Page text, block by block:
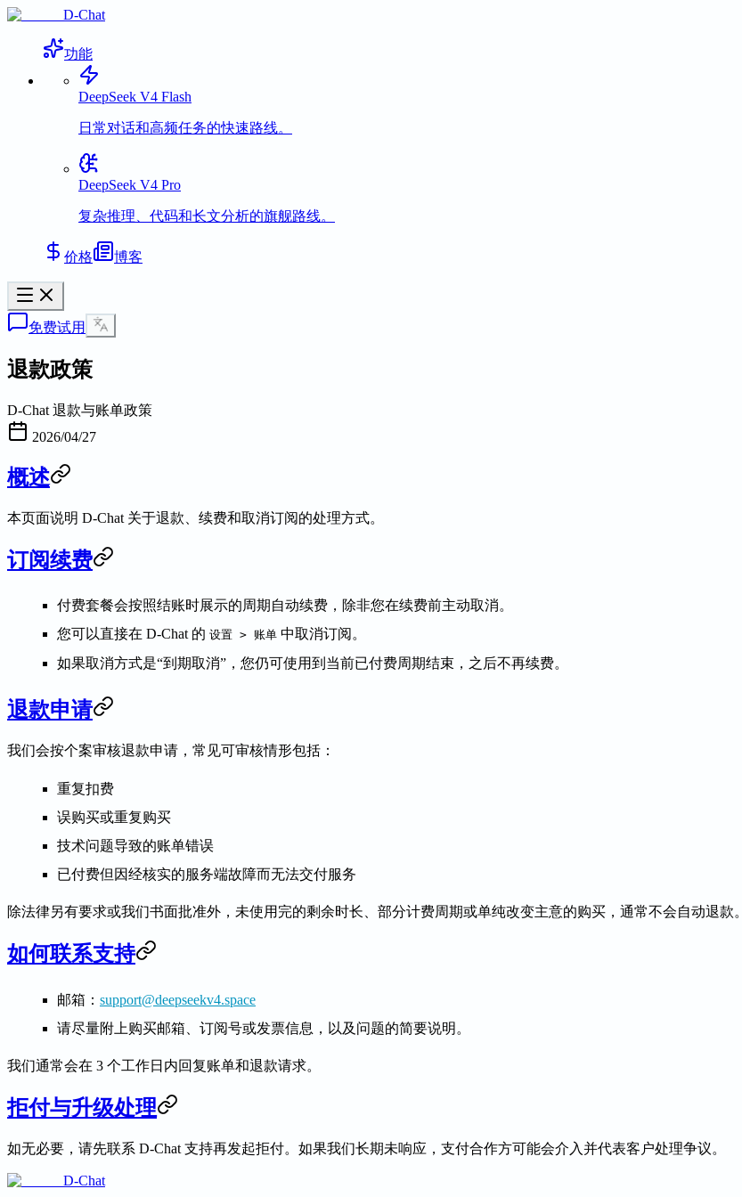
D-Chat
功能
DeepSeek V4 Flash
日常对话和高频任务的快速路线。
DeepSeek V4 Pro
复杂推理、代码和长文分析的旗舰路线。
价格 博客
免费试用
退款政策
D-Chat 退款与账单政策
2026/04/27
概述
本页面说明 D-Chat 关于退款、续费和取消订阅的处理方式。
订阅续费
付费套餐会按照结账时展示的周期自动续费，除非您在续费前主动取消。
您可以直接在 D-Chat 的 设置 > 账单 中取消订阅。
如果取消方式是“到期取消”，您仍可使用到当前已付费周期结束，之后不再续费。
退款申请
我们会按个案审核退款申请，常见可审核情形包括：
重复扣费
误购买或重复购买
技术问题导致的账单错误
已付费但因经核实的服务端故障而无法交付服务
除法律另有要求或我们书面批准外，未使用完的剩余时长、部分计费周期或单纯改变主意的购买，通常不会自动退款。
如何联系支持
邮箱： support@deepseekv4.space
请尽量附上购买邮箱、订阅号或发票信息，以及问题的简要说明。
我们通常会在 3 个工作日内回复账单和退款请求。
拒付与升级处理
如无必要，请先联系 D-Chat 支持再发起拒付。如果我们长期未响应，支付合作方可能会介入并代表客户处理争议。
D-Chat